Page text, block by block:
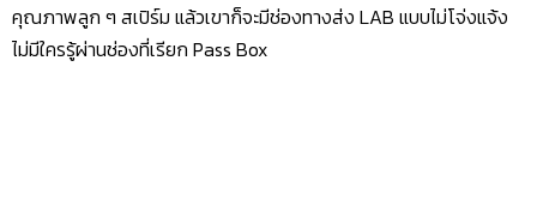
คุณภาพลูก ๆ สเปิร์ม แล้วเขาก็จะมีช่องทางส่ง LAB แบบไม่โจ่งแจ้ง
ไม่มีใครรู้ผ่านช่องที่เรียก Pass Box